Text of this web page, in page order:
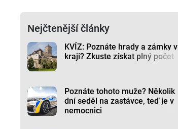
Nejčtenější články
KVÍZ: Poznáte hrady a zámky v
kraji? Zkuste získat plný počet
Poznáte tohoto muže? Několik
dní seděl na zastávce, teď je v
nemocnici